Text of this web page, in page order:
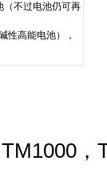
不过电池仍可再
高能电池），
，